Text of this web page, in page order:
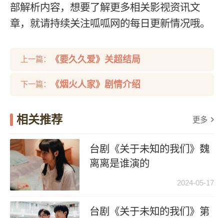
部解析内容，想要了解更多相关影视资讯文
章，就请持续关注呱呱网的每日更新情况哦。
上一篇： 《要久久爱》关超结局
下一篇： 《烟火人家》剧情介绍
相关推荐 更多
台剧《关于未知的我们》魏
离离是谁演的
2024-05-17
台剧《关于未知的我们》第